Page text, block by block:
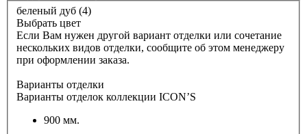
беленый дуб (4)
Выбрать цвет
Если Вам нужен другой вариант отделки или сочетание
нескольких видов отделки, сообщите об этом менеджеру
при оформлении заказа.
Варианты отделки
Варианты отделок коллекции ICON’S
900 мм.